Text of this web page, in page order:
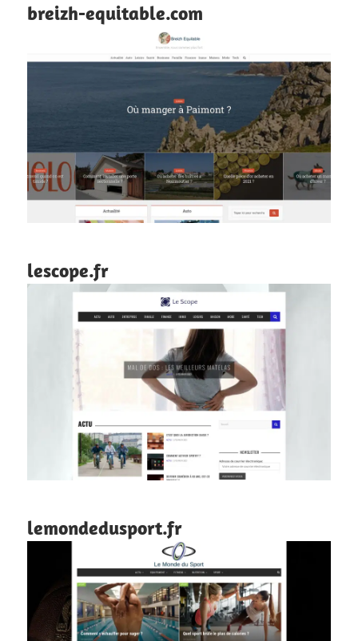
breizh-equitable.com
lescope.fr
lemondedusport.fr